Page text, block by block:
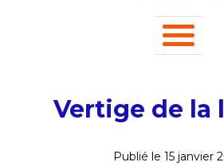
Vertige de la
Publié le 15 janvier